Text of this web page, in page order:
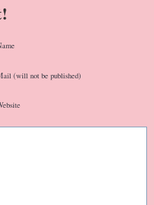
(will not be published)